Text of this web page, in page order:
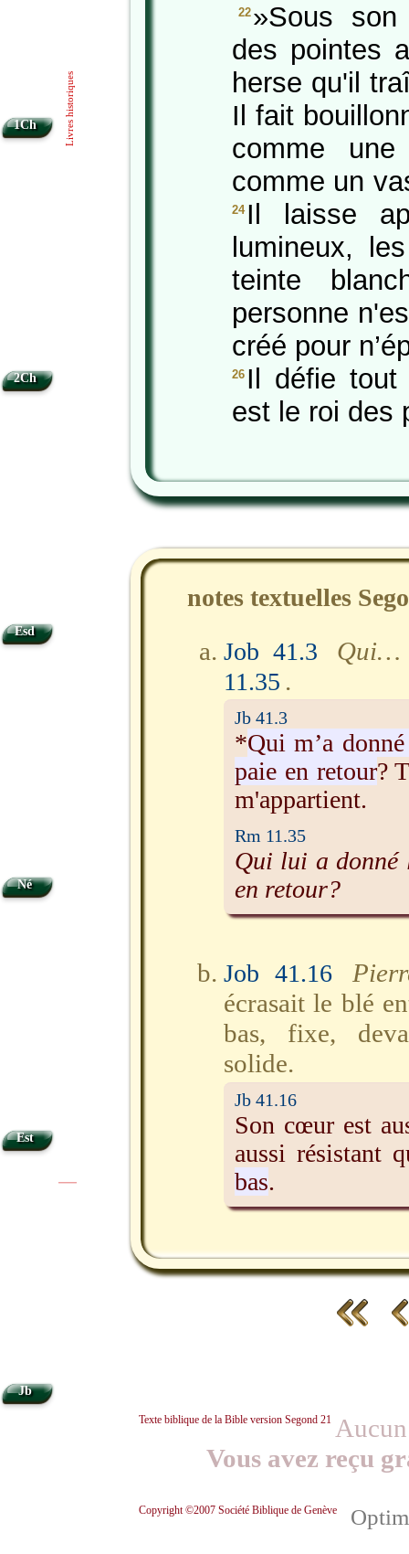
22 »Sous
des pointes
herse qu'il
Il fait
comme
comme un
24 Il laisse
lumineux,
teinte
personne
créé pour
26 Il défie
est le roi des
notes textuelles
Job 41.3
Qui…
11.35 .
Jb 41.3
*Qui m’a
paie en retour?
m'appartient.
Rm 11.35
Qui lui a donné
en retour?
Job 41.16
écrasait le blé
bas, fixe,
solide.
Jb 41.16
Son cœur est
aussi résistant
bas.
Texte biblique de la Bible version Segond 21
Vous avez reçu
Copyright ©2007 Société Biblique de Genève
1Ch
2Ch
Esd
Né
Est
Jb
Livres historiques
•